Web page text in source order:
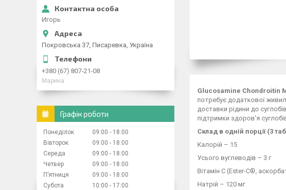
Glucosamine Chondroitin
потребує додаткової
доставки рідини до
підтримки здоров'я
Склад в одній порції (3
Калорій – 15
Усього вуглеводів – 3 г
Вітамін C (Ester-C®,
Натрій – 120 мг
Игорь
Покровська 37, Писаревка, Україна
+380 (67) 807-21-08
Марина
Графік роботи
Понеділок 09:00
18:00
Вівторок
09:00
18:00
Середа
09:00
18:00
Четвер
09:00
18:00
Пʼятниця
09:00
18:00
Субота
10:00
17:00